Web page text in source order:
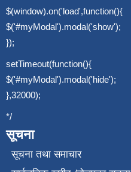
$(window).on('load',function(){
$('#myModal').modal('show');
});
setTimeout(function(){
$('#myModal').modal('hide');
},32000);
*/
सूचना
सूचना तथा समाचार